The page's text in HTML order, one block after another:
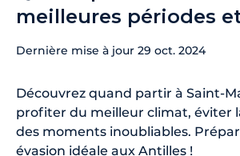
meilleures périodes
Dernière mise à jour 29 oct. 2024
Découvrez quand partir à Saint-
profiter du meilleur climat, éviter
des moments inoubliables.
évasion idéale aux Antilles !